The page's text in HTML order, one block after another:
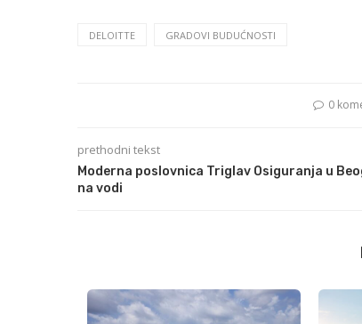
DELOITTE GRADOVI BUDUĆNOSTI
0
prethodni tekst
Moderna poslovnica Triglav Osiguranja u
na vodi